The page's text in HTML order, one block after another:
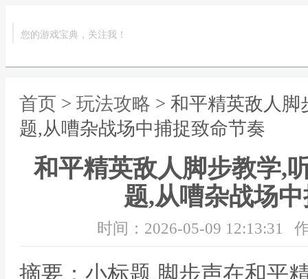
您的游戏宝典，关注我！
首页 > 玩法攻略 > 和平精英敌人
题,从嘈杂战场中捕捉致命节奏
和平精英敌人脚步教学,
题,从嘈杂战场
时间：2026-05-09 12:13:31
摘要：小标题,脚步声在和平